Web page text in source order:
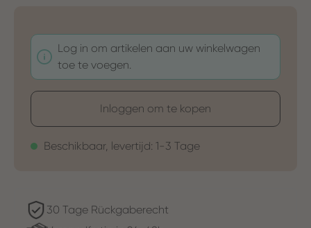
Log in om artikelen aan uw winkelwagen
toe te voegen.
Inloggen om te kopen
Beschikbaar, levertijd: 1-3 Tage
30 Tage Rückgaberecht